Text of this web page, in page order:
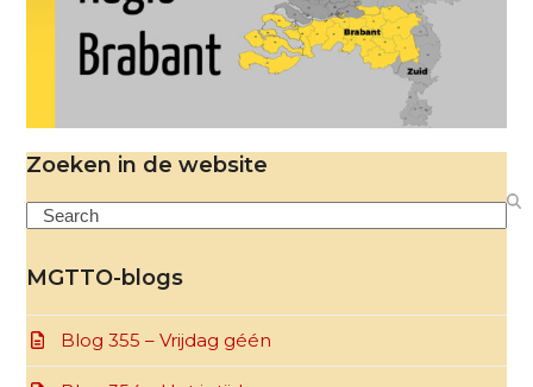
Zoeken in de website
Search
MGTTO-blogs
Blog 355 – Vrijdag géén